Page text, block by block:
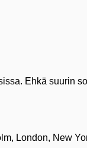
Ehkä suurin
London, New